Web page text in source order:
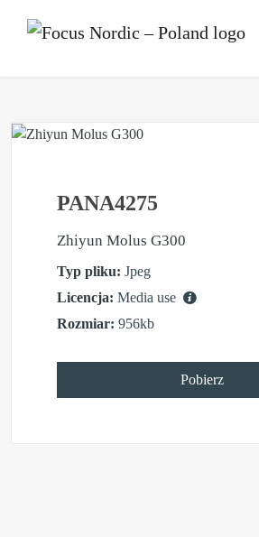
PANA4275
Zhiyun Molus G300
Typ pliku: Jpeg
Licencja: Media use
Rozmiar: 956kb
Pobierz